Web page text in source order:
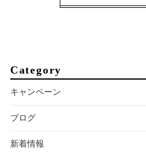
Category
キャンペーン
ブログ
新着情報